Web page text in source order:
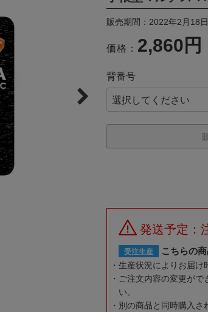
販売期間：2022年2月18
価格： 2,860円
背番号
発送予定：
受注生産 こちらの
生産状況によりお届け
ご注文内容の変更がで
い。
別の商品と同時購入さ